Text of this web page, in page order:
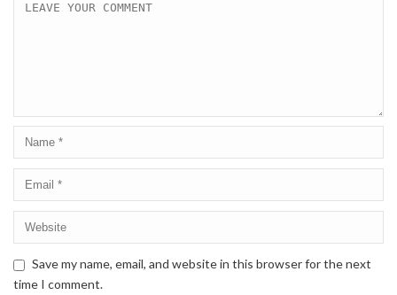
Save my name, email, and website in this browser for the next
time I comment.